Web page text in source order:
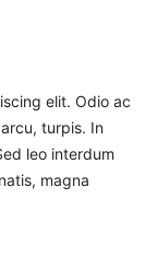
elit. Odio ac
turpis. In
leo interdum
magna